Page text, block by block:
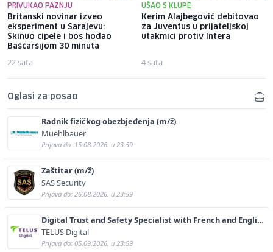
PRIVUKAO PAŽNJU
Britanski novinar izveo
eksperiment u Sarajevu:
Skinuo cipele i bos hodao
Baščaršijom 30 minuta
22 sata
UŠAO S KLUPE
Kerim Alajbegović debitovao
za Juventus u prijateljskoj
utakmici protiv Intera
4 sata
Oglasi za posao
Radnik fizičkog obezbjeđenja (m/ž)
Muehlbauer
Prijava do: 15.08.2026. u 23:59
Zaštitar (m/ž)
SAS Security
Prijava do: 26.08.2026. u 23:59
Digital Trust and Safety Specialist with French and English
(m/f)
TELUS Digital
Prijava do: 05.09.2026. u 23:59